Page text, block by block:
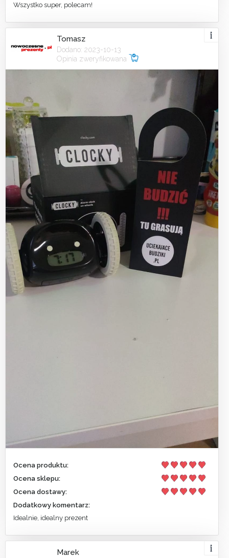
Wszystko super, polecam!
Tomasz
Dodano: 2023-10-13
Opinia zweryfikowana
Ocena produktu:
Ocena sklepu:
Ocena dostawy:
Dodatkowy komentarz:
Idealnie, idealny prezent
Marek